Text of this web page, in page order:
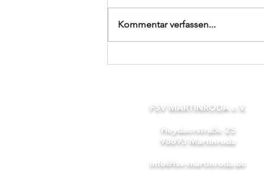
Kreisoberliga
- SV Germania Ilmenau
Kommentar verfassen...
FSV MARTINRODA e.V.
Heydaerstraße 25
98693 Martinroda
info@fsv-martinroda.de